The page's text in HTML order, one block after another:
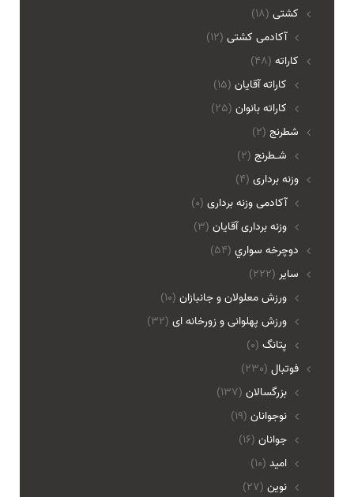
(18) کشتی
آکادمی کشتی (12)
(48) کاراته
کاراته آقایان (15)
کاراته بانوان (25)
(2) شطرنج
شـطرنج (2)
(4) وزنه برداری
آکادمی وزنه برداری (0)
وزنه برداری آقایان (3)
(54) دوچرخه سواري
(222) ساير
ورزش معلولان و جانبازان (10)
ورزش پهلوانی و زورخانه ای (32)
پتانگ (0)
(230) فوتبال
بزرگسالان (137)
نوجوانان (19)
جوانان (16)
امید (10)
نوین (27)